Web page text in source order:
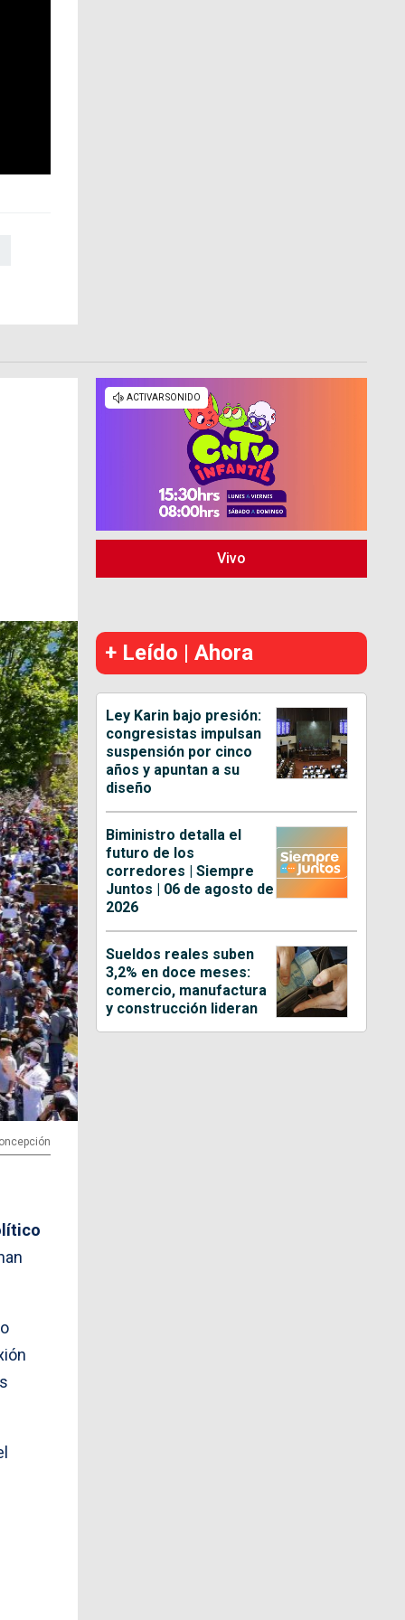
Vivo
+ Leído | Ahora
Ley Karin bajo presión:
congresistas impulsan
suspensión por cinco
años y apuntan a su
diseño
Biministro detalla el
futuro de los
corredores | Siempre
Juntos | 06 de agosto de
2026
Sueldos reales suben
3,2% en doce meses:
comercio, manufactura
y construcción lideran